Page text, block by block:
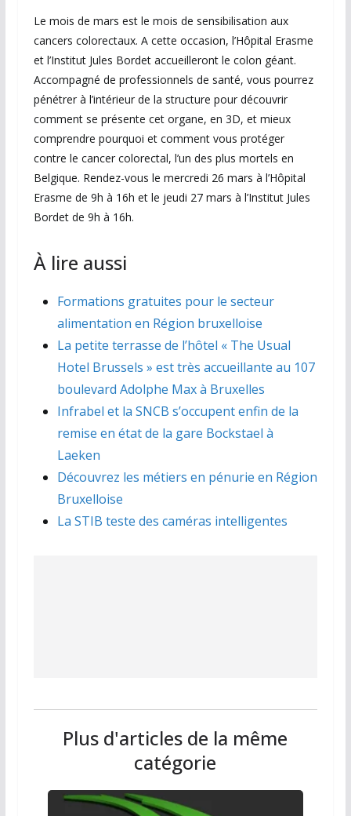
Le mois de mars est le mois de sensibilisation aux
cancers colorectaux. A cette occasion, l’Hôpital Erasme
et l’Institut Jules Bordet accueilleront le colon géant.
Accompagné de professionnels de santé, vous pourrez
pénétrer à l’intérieur de la structure pour découvrir
comment se présente cet organe, en 3D, et mieux
comprendre pourquoi et comment vous protéger
contre le cancer colorectal, l’un des plus mortels en
Belgique. Rendez-vous le mercredi 26 mars à l’Hôpital
Erasme de 9h à 16h et le jeudi 27 mars à l’Institut Jules
Bordet de 9h à 16h.
À lire aussi
Formations gratuites pour le secteur
alimentation en Région bruxelloise
La petite terrasse de l’hôtel « The Usual
Hotel Brussels » est très accueillante au 107
boulevard Adolphe Max à Bruxelles
Infrabel et la SNCB s’occupent enfin de la
remise en état de la gare Bockstael à
Laeken
Découvrez les métiers en pénurie en Région
Bruxelloise
La STIB teste des caméras intelligentes
Plus d'articles de la même
catégorie